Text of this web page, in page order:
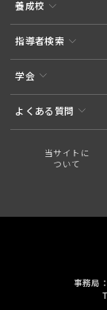
養成校
指導者検索
学会
よくある質問
当サイトに
ついて
事務局